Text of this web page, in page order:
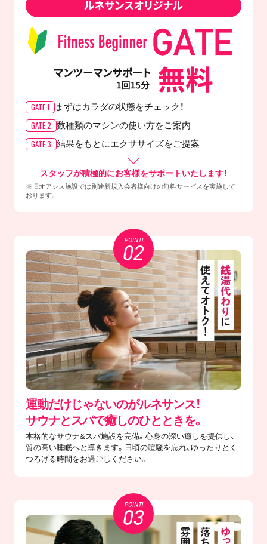
GATE 1 まずはカラダの状態をチェック！
GATE 2 数種類のマシンの使い方をご案内
GATE 3 結果をもとにエクササイズをご提案
スタッフが積極的にお客様をサポートいたします！
※旧オアシス施設では別途新規入会者様向けの無料サービスを実施して
おります。
運動だけじゃないのがルネサンス！
サウナとスパで癒しのひとときを。
本格的なサウナ&スパ施設を完備。心身の深い癒しを提供し、
質の高い睡眠へと導きます。日頃の喧騒を忘れ、ゆったりとく
つろげる時間をお過ごしください。